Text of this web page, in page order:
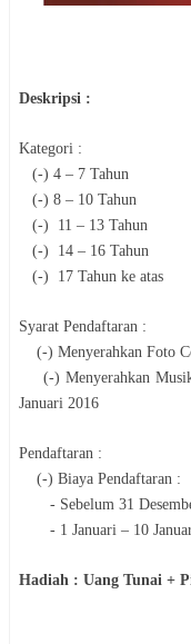
Deskripsi :
Kategori :
(-) 4 – 7 Tahun
(-) 8 – 10 Tahun
(-)
11 – 13 Tahun
(-)
14 – 16 Tahun
(-)
17 Tahun ke atas
Syarat Pendaftaran :
(-) Menyerahkan Foto
(-) Menyerahkan
Januari 2016
Pendaftaran :
(-) Biaya Pendaftaran :
- Sebelum 31
- 1 Januari – 10
Hadiah : Uang Tunai +